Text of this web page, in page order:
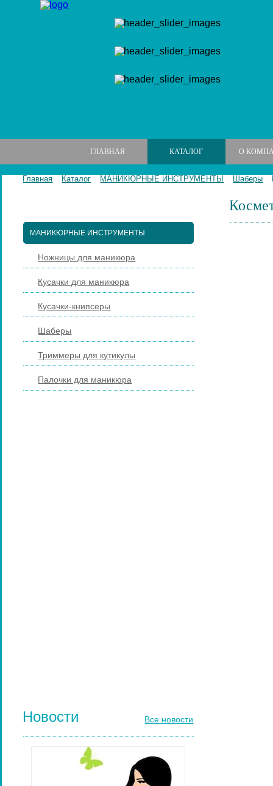
ГЛАВНАЯ КАТАЛОГ О
Главная Каталог МАНИКЮРНЫЕ ИНСТРУМЕНТЫ Шаберы
МАНИКЮРНЫЕ ИНСТРУМЕНТЫ
Ножницы для маникюра
Кусачки для маникюра
Кусачки-книпсеры
Шаберы
Триммеры для кутикулы
Палочки для маникюра
Новости Все новости